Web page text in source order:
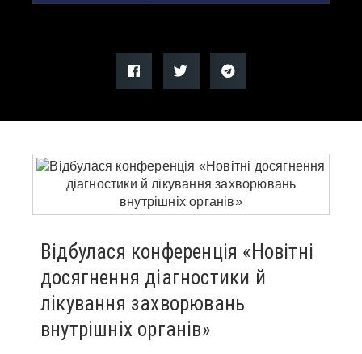
Відбулася конференція «Новітні
досягнення діагностики й
лікування захворювань
внутрішніх органів»